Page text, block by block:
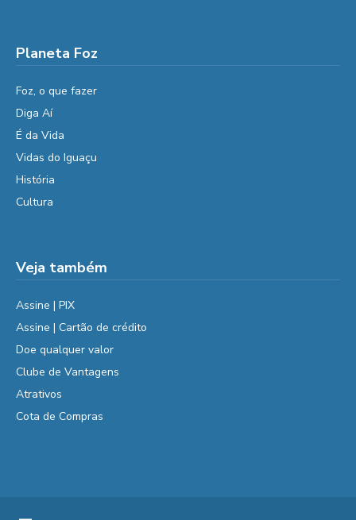
Planeta Foz
Foz, o que fazer
Diga Aí
É da Vida
Vidas do Iguaçu
História
Cultura
Veja também
Assine | PIX
Assine | Cartão de crédito
Doe qualquer valor
Clube de Vantagens
Atrativos
Cota de Compras